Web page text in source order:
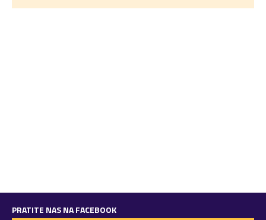
PRATITE NAS NA FACEBOOK